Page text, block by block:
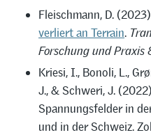
Fleischmann, D.
verliert an Terrain.
Forschung und Praxis
Kriesi, I., Bonoli, L.,
J., & Schweri, J.
Spannungsfelder in
und in der Schweiz.